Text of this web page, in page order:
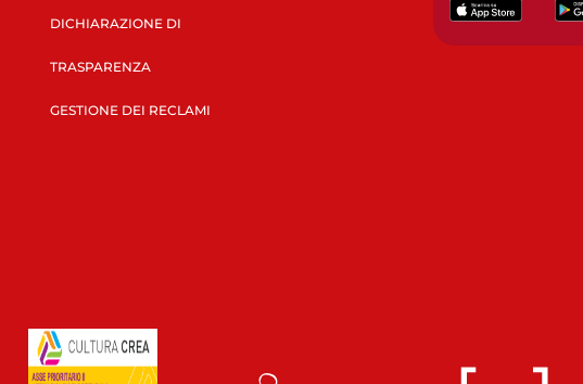
DICHIARAZIONE DI
TRASPARENZA
GESTIONE DEI RECLAMI